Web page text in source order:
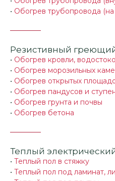
• Обогрев трубопровода (на
Резистивный
• Обогрев кровли,
• Обогрев морозильных
• Обогрев открытых
• Обогрев пандусов и
• Обогрев грунта и почвы
• Обогрев бетона
Теплый
• Теплый пол в стяжку
• Теплый пол под ламинат,